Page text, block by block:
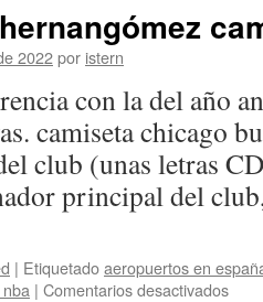
2022por istern
con la del año
camiseta chicago
club (unas letras
principal del
| Etiquetadoaeropuertos en
| Comentarios desactivadosen